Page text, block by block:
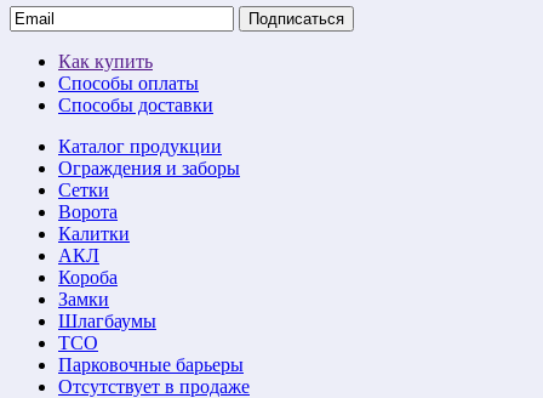
Подписаться
Как купить
Способы оплаты
Способы доставки
Каталог продукции
Ограждения и заборы
Сетки
Ворота
Калитки
АКЛ
Короба
Замки
Шлагбаумы
ТСО
Парковочные барьеры
Отсутствует в продаже